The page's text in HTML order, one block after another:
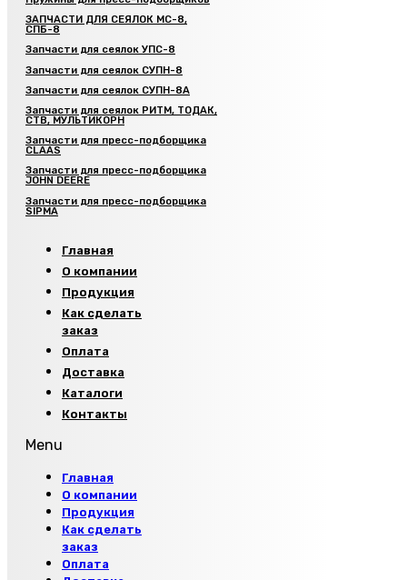
ЗАПЧАСТИ ДЛЯ СЕЯЛОК МС-8,
СПБ-8
Запчасти для сеялок УПС-8
Запчасти для сеялок СУПН-8
Запчасти для сеялок СУПН-8А
Запчасти для сеялок РИТМ, ТОДАК,
СТВ, МУЛЬТИКОРН
Запчасти для пресс-подборщика
CLAAS
Запчасти для пресс-подборщика
JOHN DEERE
Запчасти для пресс-подборщика
SIPMA
Главная
О компании
Продукция
Как сделать
заказ
Оплата
Доставка
Каталоги
Контакты
Menu
Главная
О компании
Продукция
Как сделать
заказ
Оплата